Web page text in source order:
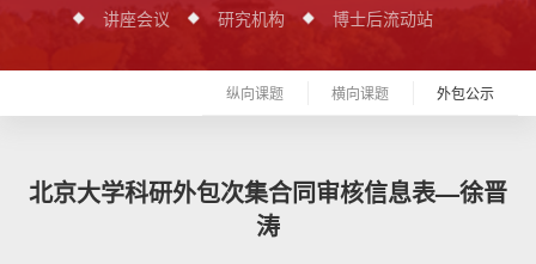
讲座会议
研究机构 博士后流动站
纵向课题 横向课题 外包公示
北京大学科研外包次集合同审核信息表—徐晋
涛